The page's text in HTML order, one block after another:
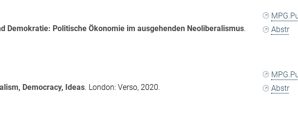
Demokratie: Politische Ökonomie im ausgehenden Neoliberalismus.
Abstr
Democracy, Ideas. London: Verso, 2020.
Abstr